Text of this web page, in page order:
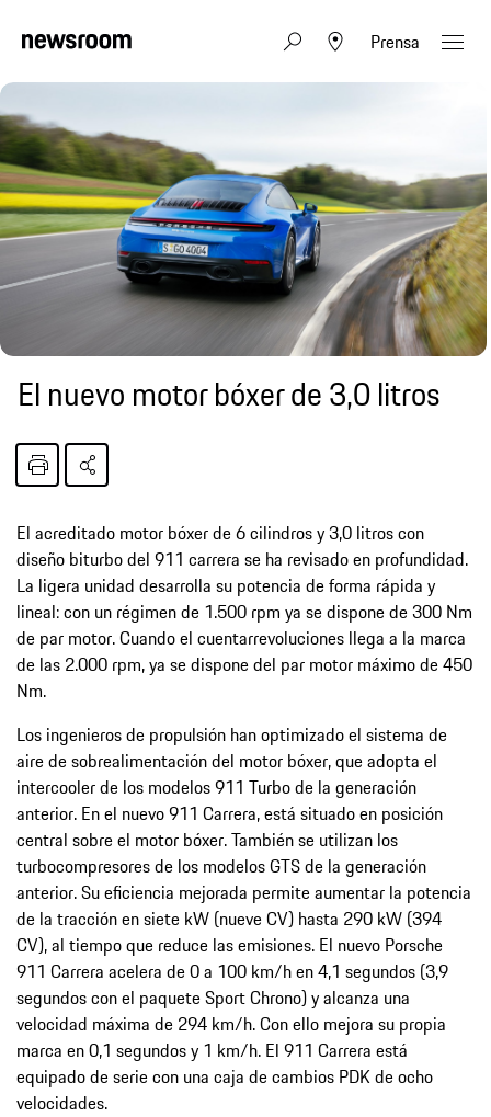
Prensa
El nuevo motor bóxer de 3,0 litros
El acreditado motor bóxer de 6 cilindros y 3,0 litros con
diseño biturbo del 911 carrera se ha revisado en profundidad.
La ligera unidad desarrolla su potencia de forma rápida y
lineal: con un régimen de 1.500 rpm ya se dispone de 300 Nm
de par motor. Cuando el cuentarrevoluciones llega a la marca
de las 2.000 rpm, ya se dispone del par motor máximo de 450
Nm.
Los ingenieros de propulsión han optimizado el sistema de
aire de sobrealimentación del motor bóxer, que adopta el
intercooler de los modelos 911 Turbo de la generación
anterior. En el nuevo 911 Carrera, está situado en posición
central sobre el motor bóxer. También se utilizan los
turbocompresores de los modelos GTS de la generación
anterior. Su eficiencia mejorada permite aumentar la potencia
de la tracción en siete kW (nueve CV) hasta 290 kW (394
CV), al tiempo que reduce las emisiones. El nuevo Porsche
911 Carrera acelera de 0 a 100 km/h en 4,1 segundos (3,9
segundos con el paquete Sport Chrono) y alcanza una
velocidad máxima de 294 km/h. Con ello mejora su propia
marca en 0,1 segundos y 1 km/h. El 911 Carrera está
equipado de serie con una caja de cambios PDK de ocho
velocidades.